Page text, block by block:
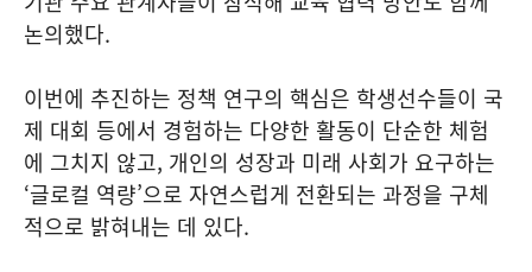
논의했다.
이번에 추진하는 정책 연구의 핵심은 학생선수들이 국
제 대회 등에서 경험하는 다양한 활동이 단순한 체험
에 그치지 않고, 개인의 성장과 미래 사회가 요구하는
‘글로컬 역량’으로 자연스럽게 전환되는 과정을 구체
적으로 밝혀내는 데 있다.